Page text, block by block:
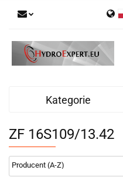
English
Kategorie
ZF 16S109/13.42